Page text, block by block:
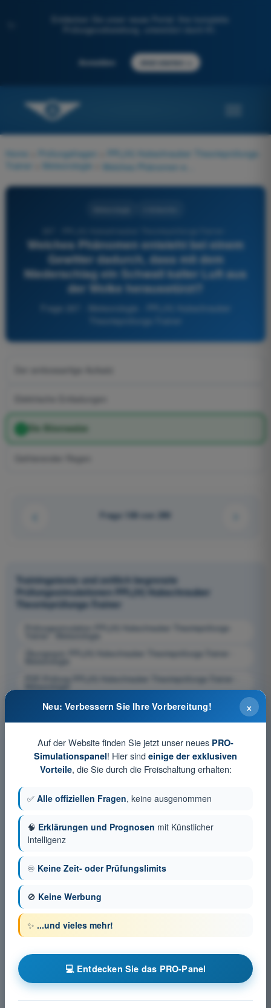
Entdecken Sie unser neues Portal: Ihre komplette
Prüfungsvorbereitung, unterstützt durch KI.
Anmelden Jetzt starten
Home Prüfungsfragen
PPL(H) Hubschrauber Theorieprüfungs-
Trainer
Meteorologie
Welches Phänomen entsteht bei einem
Gewitter dadurch, dass mit dem
Niederschlag ein Schwall kalter Luft aus
der Wolke herausstürzt?
Frage 267 - Meteorologie - PPL(H) Hubschrauber
Die Böenwalze
Frage 108 von 290
Trainingstests und zeitlich begrenzte
Prüfungssimulationen PPL(H) Hubschrauber
Theorieprüfungs-Trainer
Prüfungssimulation PPL(H) Hubschrauber Theorieprüfungs-
Übungsquiz PPL(H) Hubschrauber Theorieprüfungs-Trainer -
PDF-Prüfung PPL(H) Hubschrauber Theorieprüfungs-Trainer -
×
Neu: Verbessern Sie Ihre Vorbereitung!
Auf der Website finden Sie jetzt unser neues PRO-
Simulationspanel! Hier sind einige der exklusiven
Vorteile, die Sie durch die Freischaltung erhalten:
✅ Alle offiziellen Fragen, keine ausgenommen
🧠 Erklärungen und Prognosen mit Künstlicher
Intelligenz
♾️ Keine Zeit- oder Prüfungslimits
🚫 Keine Werbung
✨ ...und vieles mehr!
💻 Entdecken Sie das PRO-Panel